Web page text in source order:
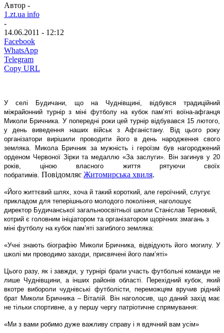
Автор -
1.zt.ua info
-
14.06.2011 - 12:12
Facebook
WhatsApp
Telegram
Copy URL
У селі Будичани, що на Чуднівщині, відбувся традиційний
міжрайонний турнір з міні футболу на кубок пам’яті воїна-афганця
Миколи Бричника. У попередні роки цей турнір відбувався 15 лютого,
у день виведення наших військ з Афганістану. Від цього року
організатори вирішили проводити його в день народження свого
земляка. Микола Бричник за мужність і героїзм був нагороджений
орденом Червоної Зірки та медаллю «За заслуги». Він загинув у 20
років, ціною власного життя рятуючи своїх
побратимів. Повідомляє Житомирська хвиля.
«Його життєвий шлях, хоча й такий короткий, але героїчний, слугує
прикладом для теперішнього молодого покоління, наголошує
директор Будичанської загальноосвітньої школи Станіслав Терновий,
котрий є головним ініціатором та організатором щорічних змагань з
міні футболу на кубок пам’яті загиблого земляка:
«Учні знають біографію Миколи Бричника, відвідують його могилу. У
школі ми проводимо заходи, присвячені його пам’яті»
Цього разу, як і завжди, у турнірі брали участь футбольні команди не
лише Чуднівщини, а інших районів області. Перехідний кубок, який
вкотре вибороли чуднівські футболісти, переможцям вручив рідний
брат Миколи Бричника – Віталій. Він наголосив, що даний захід має
не тільки спортивне, а у першу чергу патріотичне спрямування:
«Ми з вами робимо дуже важливу справу і я вдячний вам усім»